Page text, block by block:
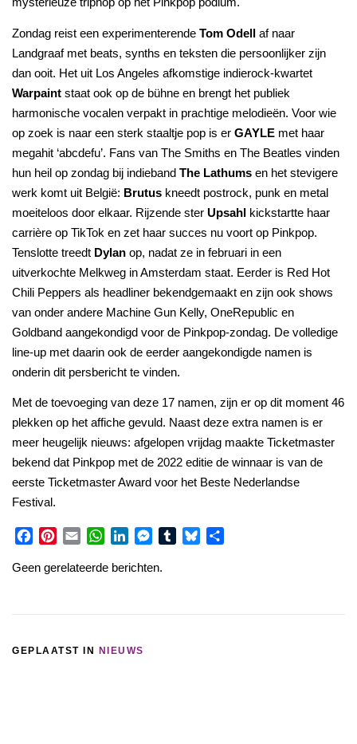
mysterieuze triphop op het Pinkpop podium.
Zondag reist een experimenterende Tom Odell
af naar
Landgraaf met beats, synths en teksten die persoonlijker zijn
dan ooit. Het uit Los Angeles afkomstige indierock-kwartet
Warpaint staat ook op de bühne en brengt het publiek
harmonische vocalen verpakt in prachtige melodieën. Voor wie
op zoek is naar een sterk staaltje pop is er GAYLE met haar
megahit ‘abcdefu’. Fans van The Smiths en The Beatles vinden
hun heil op zondag bij indieband The Lathums en het stevigere
werk komt uit België: Brutus kneedt postrock, punk en metal
moeiteloos door elkaar. Rijzende ster Upsahl
kickstartte haar
carrière op TikTok en zet haar succes nu voort op Pinkpop.
Tenslotte treedt Dylan op, nadat ze in februari in een
uitverkochte Melkweg in Amsterdam staat. Eerder is Red Hot
Chili Peppers als headliner bekendgemaakt en zijn ook shows
van onder andere Machine Gun Kelly, OneRepublic en
Goldband aangekondigd voor de Pinkpop-zondag. De volledige
line-up met daarin ook de eerder aangekondigde namen is
onderin dit persbericht te vinden.
Met de toevoeging van deze 17 namen, zijn er op dit moment 46
plekken op het affiche gevuld. Naast deze extra namen is er
meer heugelijk nieuws: afgelopen vrijdag maakte Ticketmaster
bekend dat Pinkpop met de 2022 editie de winnaar is van de
eerste Ticketmaster Award voor het Beste Nederlandse
Festival.
Geen gerelateerde berichten.
GEPLAATST IN NIEUWS